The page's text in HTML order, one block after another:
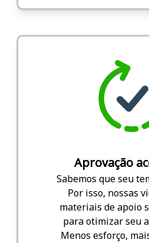
Aprovação
Sabemos que seu
Por isso, nossas
materiais de apoio
para otimizar seu
Menos esforço,